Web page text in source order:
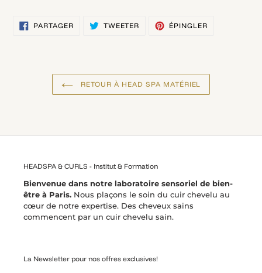
PARTAGERPARTAGER
SUR
TWEETER TWEETERÉPINGLER
RETOUR À HEAD SPA MATÉRIEL
HEADSPA & CURLS - Institut & Formation
Bienvenue dans notre laboratoire sensoriel de bien-
être à Paris. Nous plaçons le soin du cuir chevelu au
cœur de notre expertise. Des cheveux sains
commencent par un cuir chevelu sain.
La Newsletter pour nos offres exclusives!